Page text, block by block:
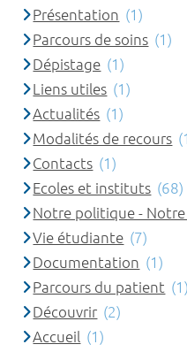
Présentation (1)
Parcours de soins (1)
Dépistage (1)
Liens utiles (1)
Actualités (1)
Modalités de recours
Contacts (1)
Ecoles et instituts (68)
Notre politique -
Vie étudiante (7)
Documentation (1)
Parcours du patient (1)
Découvrir (2)
Accueil (1)